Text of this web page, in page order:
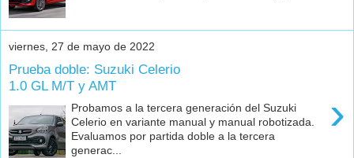
viernes, 27 de mayo de 2022
Prueba doble: Suzuki Celerio
1.0 GL M/T y AMT
›
Probamos a la tercera generación del Suzuki
Celerio en variante manual y manual robotizada.
Evaluamos por partida doble a la tercera
generac...